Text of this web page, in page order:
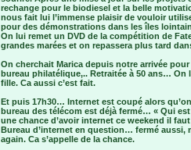
rechange pour le biodiesel et la belle
nous fait lui l’immense plaisir de vouloir
pour des démonstrations dans les îles
On lui remet un DVD de la compétition de
grandes marées et on repassera plus tard
On cherchait Marica depuis notre arrivée
bureau philatélique,.. Retraitée à 50 ans… On
fille. Ca aussi c’est fait.
Et puis 17h30… Internet est coupé alors
bureau des télécom est déjà fermé… « Qui
une chance d’avoir internet ce weekend il
Bureau d’internet en question… fermé aussi,
again. Ca s’appelle de la chance.